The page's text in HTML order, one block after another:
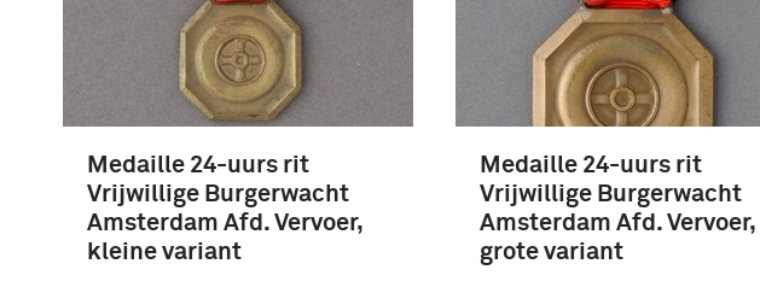
Medaille 24-uurs rit
Vrijwillige Burgerwacht
Amsterdam Afd. Vervoer,
kleine variant
Medaille 24-uurs rit
Vrijwillige Burgerwacht
Amsterdam Afd. Vervoer,
grote variant